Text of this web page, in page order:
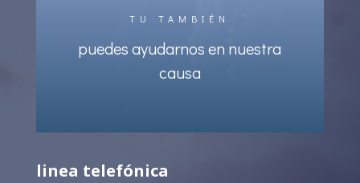
TU TAMBIÉN
puedes ayudarnos en nuestra
causa
linea telefónica